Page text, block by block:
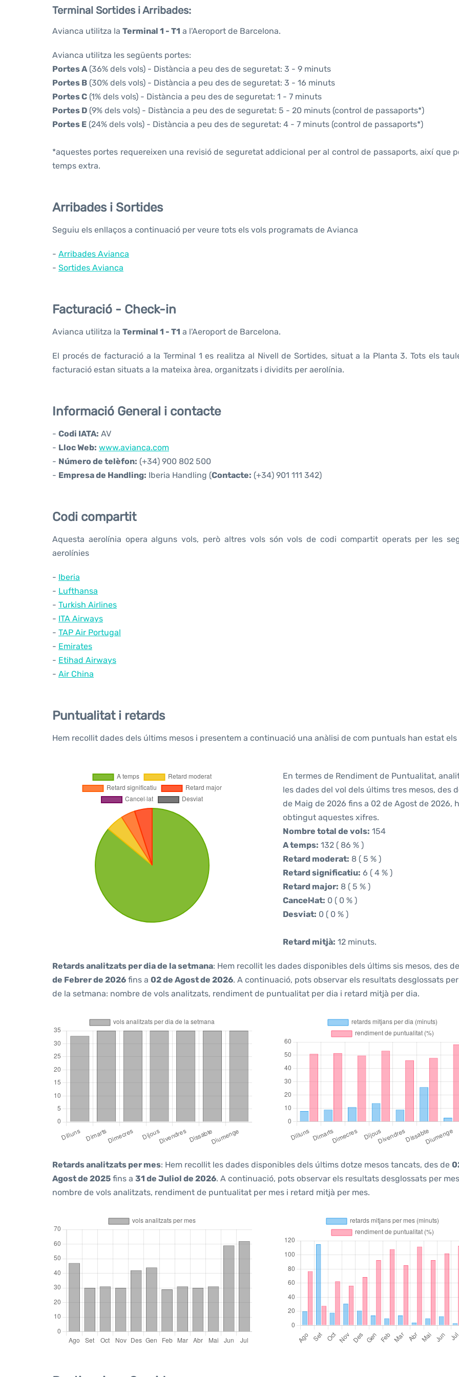
Terminal Sortides i Arribades:
Avianca utilitza la Terminal 1 - T1 a l'Aeroport de Barcelona.
Avianca utilitza les següents portes:
Portes A(36% dels vols) - Distància a peu des de seguretat: 3 - 9 minuts
Portes B (30% dels vols) - Distància a peu des de seguretat: 3 - 16 minuts
Portes C (1% dels vols) - Distància a peu des de seguretat: 1 - 7 minuts
Portes D (9% dels vols) - Distància a peu des de seguretat: 5 - 20 minuts (control de passaports*)
Portes E (24% dels vols) - Distància a peu des de seguretat: 4 - 7 minuts (control de passaports*)
*aquestes portes requereixen una revisió de seguretat addicional per al control de passaports, així que
temps extra.
Arribades i Sortides
Seguiu els enllaços a continuació per veure tots els vols programats de Avianca
- Arribades Avianca
- Sortides Avianca
Facturació - Check-in
Avianca utilitza la Terminal 1 - T1 a l'Aeroport de Barcelona.
El procés de facturació a la Terminal 1 es realitza al Nivell de Sortides, situat a la Planta 3. Tots els
facturació estan situats a la mateixa àrea, organitzats i dividits per aerolínia.
Informació General i contacte
- Codi IATA: AV
- Lloc Web: www.avianca.com
- Número de telèfon: (+34) 900 802 500
- Empresa de Handling: Iberia Handling (Contacte: (+34) 901 111 342)
Codi compartit
Aquesta aerolínia opera alguns vols, però altres vols són vols de codi compartit operats per les
aerolínies
- Iberia
- Lufthansa
- Turkish Airlines
- ITA Airways
- TAP Air Portugal
- Emirates
- Etihad Airways
- Air China
Puntualitat i retards
Hem recollit dades dels últims mesos i presentem a continuació una anàlisi de com puntuals han estat els
En termes de Rendiment de Puntualitat,
les dades del vol dels últims tres mesos, des
de Maig de 2026 fins a 02 de Agost de 2026,
obtingut aquestes xifres.
Nombre total de vols: 154
A temps: 132 ( 86 % )
Retard moderat: 8 ( 5 % )
Retard significatiu: 6 ( 4 % )
Retard major: 8 ( 5 % )
Cancel·lat: 0 ( 0 % )
Desviat: 0 ( 0 % )
Retard mitjà: 12 minuts.
Retards analitzats per dia de la setmana: Hem recollit les dades disponibles dels últims sis mesos, des de
de Febrer de 2026 fins a 02 de Agost de 2026. A continuació, pots observar els resultats desglossats
de la setmana: nombre de vols analitzats, rendiment de puntualitat per dia i retard mitjà per dia.
Retards analitzats per mes: Hem recollit les dades disponibles dels últims dotze mesos tancats, des de
Agost de 2025 fins a 31 de Juliol de 2026. A continuació, pots observar els resultats desglossats per
nombre de vols analitzats, rendiment de puntualitat per mes i retard mitjà per mes.